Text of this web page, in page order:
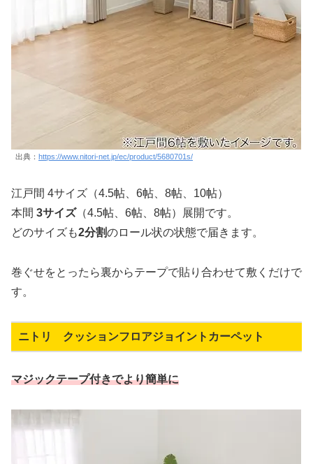
出典： https://www.nitori-net.jp/ec/product/5680701s/
江戸間 4サイズ（4.5帖、6帖、8帖、10帖）
本間 3サイズ（4.5帖、6帖、8帖）展開です。
どのサイズも2分割のロール状の状態で届きます。
巻ぐせをとったら裏からテープで貼り合わせて敷くだけで
す。
ニトリ クッションフロアジョイントカーペット
マジックテープ付きでより簡単に